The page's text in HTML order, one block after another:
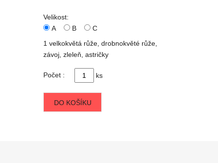
Velikost:
A
B
C
1 velkokvětá růže, drobnokvěté růže,
závoj, zleleň, astričky
Počet : ks
DO KOŠÍKU